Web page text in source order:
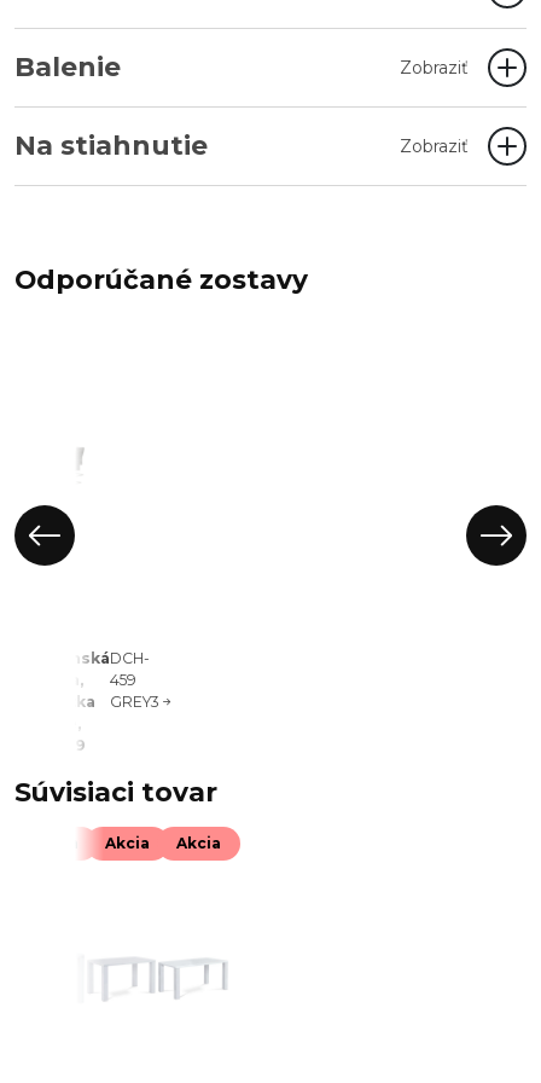
Balenie Zobraziť
Na stiahnutie Zobraziť
Odporúčané zostavy
Jedálenská
stolička,
sivá, látka
vintage,
DCH-459
DCH-
459
GREY3
Súvisiaci tovar
Akcia Akcia